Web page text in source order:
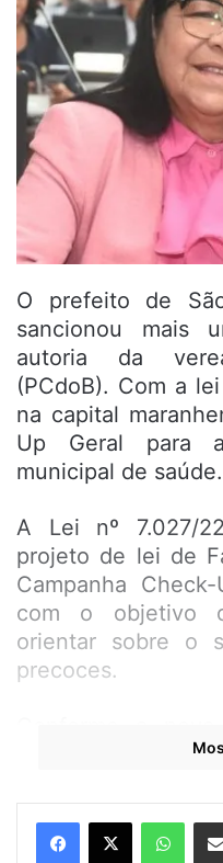
O prefeito de
sancionou mais
autoria da
(PCdoB). Com a
na capital
Up Geral para
municipal de saúde.
A Lei nº 7.027/
projeto de lei de
Campanha
com o objetivo
orientar sobre o
precoces.
realizada
preventivos,